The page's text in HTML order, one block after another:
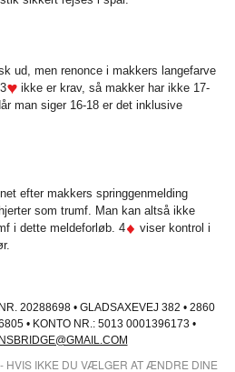
ud, men renonce i makkers langefarve
ikke er krav, så makker har ikke 17-
man siger 16-18 er det inklusive
efter makkers springgenmelding
som trumf. Man kan altså ikke
i dette meldeforløb. 4
viser kontrol i
20288698 • GLADSAXEVEJ 382 • 2860
• KONTO NR.: 5013 0001396173 •
HVIS IKKE DU VÆLGER AT ÆNDRE DINE